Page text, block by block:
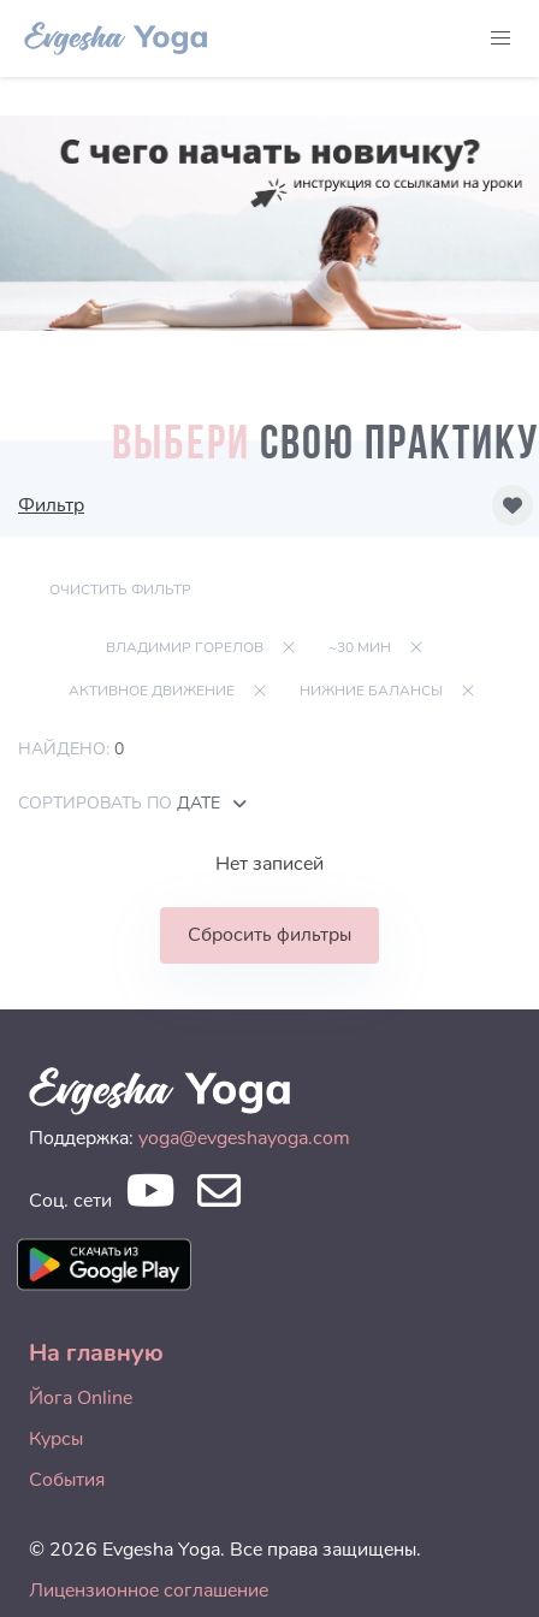
ВЫБЕРИ СВОЮ ПРАКТИКУ
Фильтр
ОЧИСТИТЬ ФИЛЬТР
ВЛАДИМИР ГОРЕЛОВ ~30 МИН
АКТИВНОЕ ДВИЖЕНИЕ НИЖНИЕ БАЛАНСЫ
НАЙДЕНО: 0
СОРТИРОВАТЬ ПО ДАТЕ
Нет записей
Сбросить фильтры
Поддержка: yoga@evgeshayoga.com
Соц. сети
На главную
Йога Online
Курсы
События
© 2026 Evgesha Yoga. Все права защищены.
Лицензионное соглашение